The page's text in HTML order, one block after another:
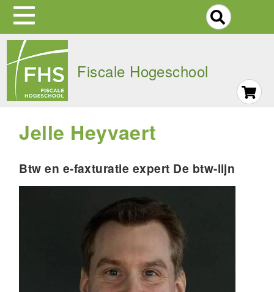
Skip
main
navigation
Fiscale Hogeschool
Jelle Heyvaert
Btw en e-faxturatie expert De btw-lijn